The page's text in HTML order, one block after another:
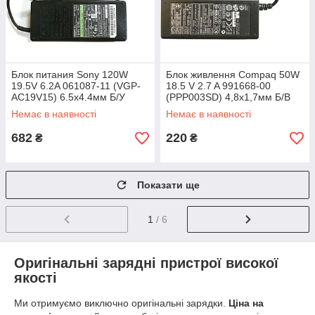
Блок питания Sony 120W
19.5V 6.2A 061087-11 (VGP-
AC19V15) 6.5х4.4мм Б/У
Немає в наявності
682 ₴
Блок живлення Compaq 50W
18.5 V 2.7 A 991668-00
(PPP003SD) 4,8х1,7мм Б/В
Немає в наявності
220 ₴
Показати ще
1 / 6
Оригінальні зарядні пристрої високої
якості
Ми отримуємо виключно оригінальні зарядки. Ціна на